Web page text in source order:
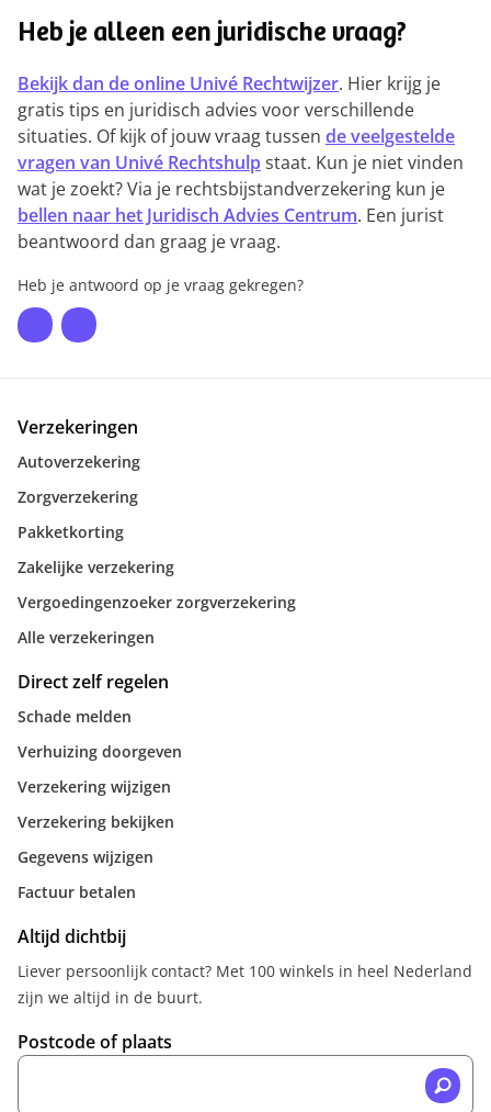
Heb je alleen een juridische vraag?
Bekijk dan de online Univé Rechtwijzer. Hier krijg je
gratis tips en juridisch advies voor verschillende
situaties. Of kijk of jouw vraag tussen de veelgestelde
vragen van Univé Rechtshulpstaat. Kun je niet vinden
wat je zoekt? Via je rechtsbijstandverzekering kun je
bellen naar het Juridisch Advies Centrum. Een jurist
beantwoord dan graag je vraag.
Heb je antwoord op je vraag gekregen?
Verzekeringen
Autoverzekering
Zorgverzekering
Pakketkorting
Zakelijke verzekering
Vergoedingenzoeker zorgverzekering
Alle verzekeringen
Direct zelf regelen
Schade melden
Verhuizing doorgeven
Verzekering wijzigen
Verzekering bekijken
Gegevens wijzigen
Factuur betalen
Altijd dichtbij
Liever persoonlijk contact? Met 100 winkels in heel Nederland
zijn we altijd in de buurt.
Postcode of plaats